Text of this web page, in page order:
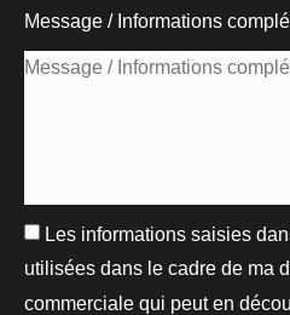
Message / Informations
Les informations saisies
utilisées dans le cadre de ma
commerciale qui peut en